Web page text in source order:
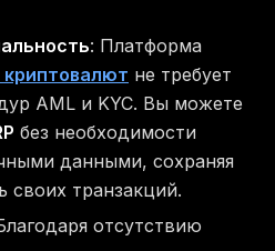
: Платформа
не требует
AML и KYC. Вы можете
без необходимости
данными, сохраняя
своих транзакций.
отсутствию